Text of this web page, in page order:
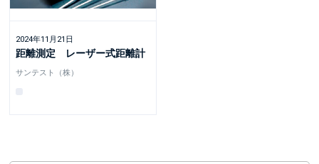
2024年11月21日
距離測定 レーザー式距離計
サンテスト（株）